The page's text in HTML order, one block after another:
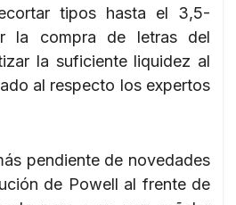
tipos hasta el 3,5-
la compra de letras del
la suficiente liquidez al
al respecto los expertos
pendiente de novedades
de Powell al frente de